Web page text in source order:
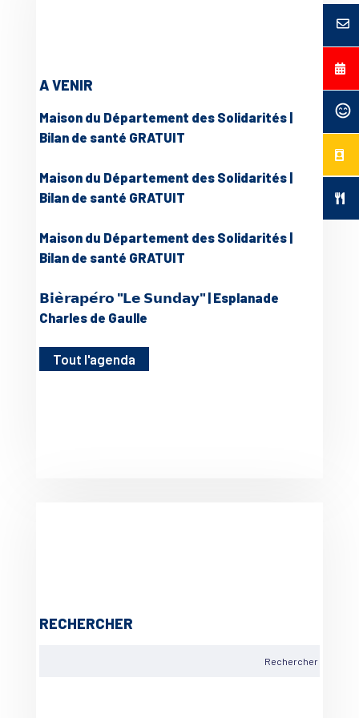
A VENIR
Maison du Département des Solidarités |
Bilan de santé GRATUIT
Maison du Département des Solidarités |
Bilan de santé GRATUIT
Maison du Département des Solidarités |
Bilan de santé GRATUIT
𝗕𝗶𝗲̀𝗿𝗮𝗽𝗲́𝗿𝗼 "𝗟𝗲 𝗦𝘂𝗻𝗱𝗮𝘆" | Esplanade
Charles de Gaulle
Tout l'agenda
RECHERCHER